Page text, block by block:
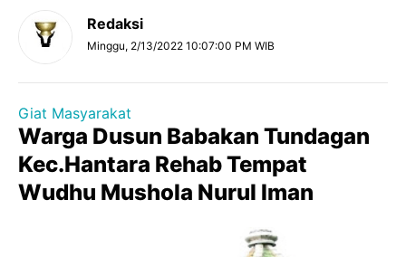
Redaksi
Minggu, 2/13/2022 10:07:00 PM WIB
Giat Masyarakat
Warga Dusun Babakan Tundagan
Kec.Hantara Rehab Tempat
Wudhu Mushola Nurul Iman